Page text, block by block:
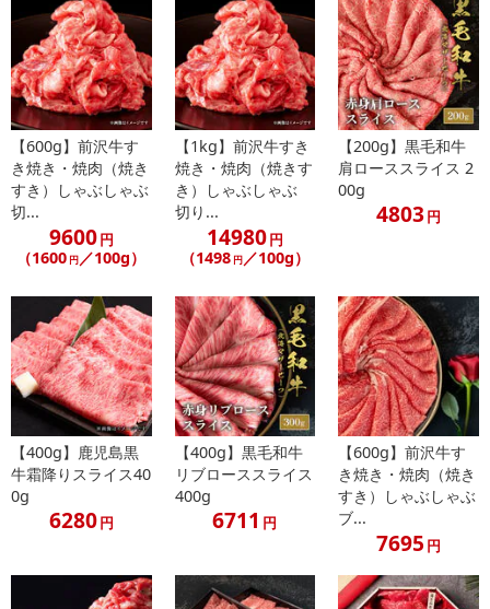
【600g】前沢牛す
き焼き・焼肉（焼き
すき）しゃぶしゃぶ
切...
9600円
（1600 円 ／100g）
【1kg】前沢牛すき
焼き・焼肉（焼きす
き）しゃぶしゃぶ
切り...
14980円
（1498 円／100g）
【200g】黒毛和牛
肩ローススライス 2
00g
4803円
【400g】鹿児島黒
牛霜降りスライス40
0g
6280円
【400g】黒毛和牛
リブローススライス
400g
6711 円
【600g】前沢牛す
き焼き・焼肉（焼き
すき）しゃぶしゃぶ
ブ...
7695 円